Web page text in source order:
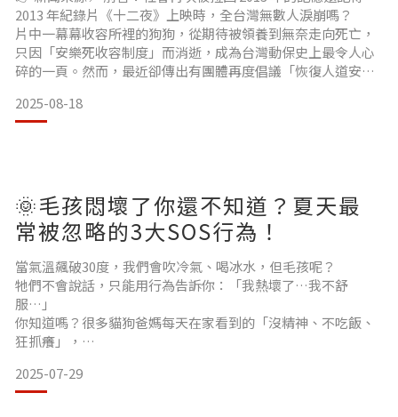
2013 年紀錄片《十二夜》上映時，全台灣無數人淚崩嗎？
片中一幕幕收容所裡的狗狗，從期待被領養到無奈走向死亡，
只因「安樂死收容制度」而消逝，成為台灣動保史上最令人心
碎的一頁。然而，最近卻傳出有團體再度倡議「恢復人道安樂
會再度討論「安樂死」？支持方認為：流浪動物過多，收容所
資源有限。長期收容造成動物壓力與痛苦，安樂死是一種「人
2025-08-18
🌞毛孩悶壞了你還不知道？夏天最
常被忽略的3大SOS行為！
當氣溫飆破30度，我們會吹冷氣、喝冰水，但毛孩呢？
牠們不會說話，只能用行為告訴你：「我熱壞了…我不舒
服…」
你知道嗎？很多貓狗爸媽每天在家看到的「沒精神、不吃飯、
狂抓癢」，
了，快看看這些你「可能忽略的症狀」，你家毛孩中幾項？ 🆘
毛孩夏天最常忍耐的 3 大症狀 ❗1. 食慾明顯下降、不想動夏天高
2025-07-29